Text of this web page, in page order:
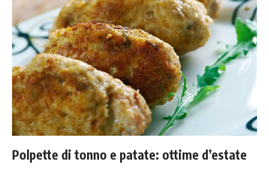
Polpette di tonno e patate: ottime d’estate